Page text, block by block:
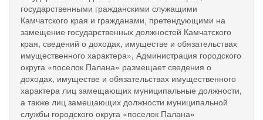
государственными гражданскими служащими
Камчатского края и гражданами, претендующими на
замещение государственных должностей Камчатского
края, сведений о доходах, имуществе и обязательствах
имущественного характера», Администрация городского
округа «поселок Палана» размещает сведения о
доходах, имуществе и обязательствах имущественного
характера лиц замещающих муниципальные должности,
а также лиц замещающих должности муниципальной
службы городского округа «поселок Палана»